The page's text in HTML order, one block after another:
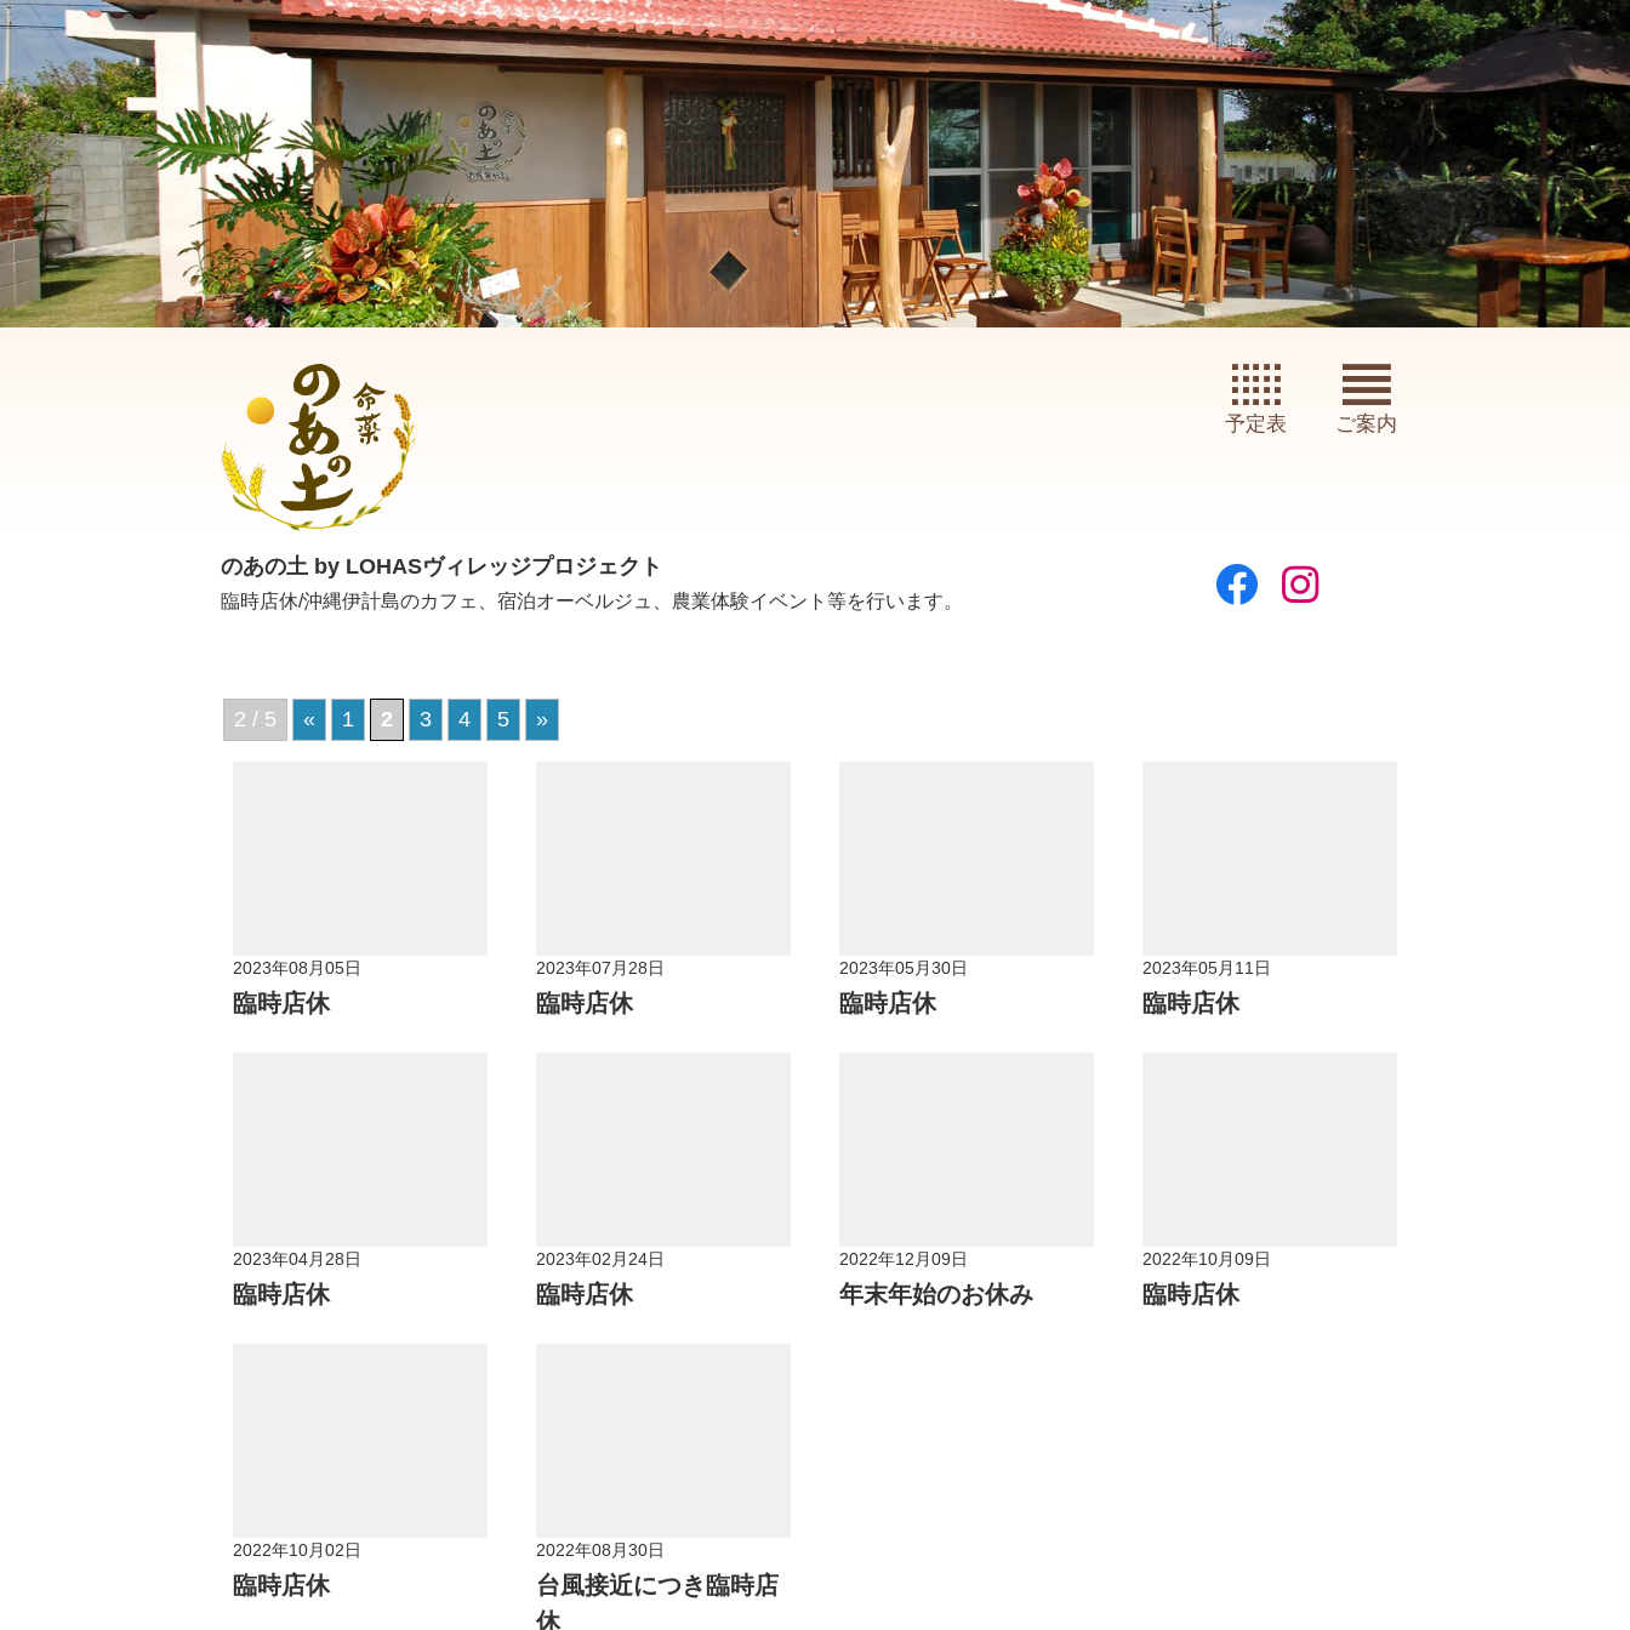
予定表 ご案内
のあの土 by LOHASヴィレッジプロジェクト
臨時店休/沖縄伊計島のカフェ、宿泊オーベルジュ、農業体験イベント等を行います。
2 / 5 « 1 2 3 4 5 »
2023年08月05日
臨時店休
2023年07月28日
臨時店休
2023年05月30日
臨時店休
2023年05月11日
臨時店休
2023年04月28日
臨時店休
2023年02月24日
臨時店休
2022年12月09日
年末年始のお休み
2022年10月09日
臨時店休
2022年10月02日
臨時店休
2022年08月30日
台風接近につき臨時店
休